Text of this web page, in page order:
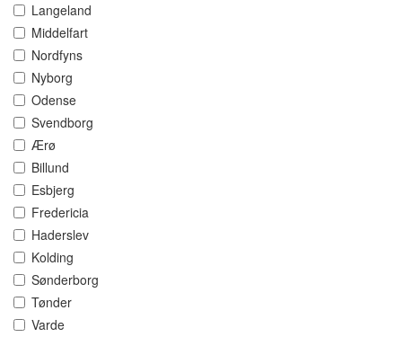
Langeland
Middelfart
Nordfyns
Nyborg
Odense
Svendborg
Ærø
Billund
Esbjerg
Fredericia
Haderslev
Kolding
Sønderborg
Tønder
Varde